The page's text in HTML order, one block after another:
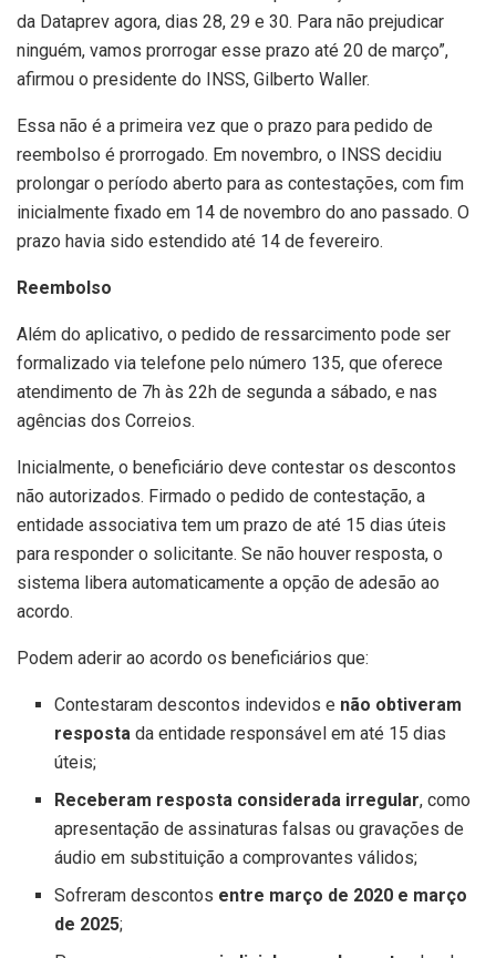
da Dataprev agora, dias 28, 29 e 30. Para não prejudicar
ninguém, vamos prorrogar esse prazo até 20 de março”,
afirmou o presidente do INSS, Gilberto Waller.
Essa não é a primeira vez que o prazo para pedido de
reembolso é prorrogado. Em novembro, o INSS decidiu
prolongar o período aberto para as contestações, com fim
inicialmente fixado em 14 de novembro do ano passado. O
prazo havia sido estendido até 14 de fevereiro.
Reembolso
Além do aplicativo, o pedido de ressarcimento pode ser
formalizado via telefone pelo número 135, que oferece
atendimento de 7h às 22h de segunda a sábado, e nas
agências dos Correios.
Inicialmente, o beneficiário deve contestar os descontos
não autorizados. Firmado o pedido de contestação, a
entidade associativa tem um prazo de até 15 dias úteis
para responder o solicitante. Se não houver resposta, o
sistema libera automaticamente a opção de adesão ao
acordo.
Podem aderir ao acordo os beneficiários que:
Contestaram descontos indevidos e não obtiveram
resposta da entidade responsável em até 15 dias
úteis;
Receberam resposta considerada irregular, como
apresentação de assinaturas falsas ou gravações de
áudio em substituição a comprovantes válidos;
Sofreram descontos entre março de 2020 e março
de 2025;